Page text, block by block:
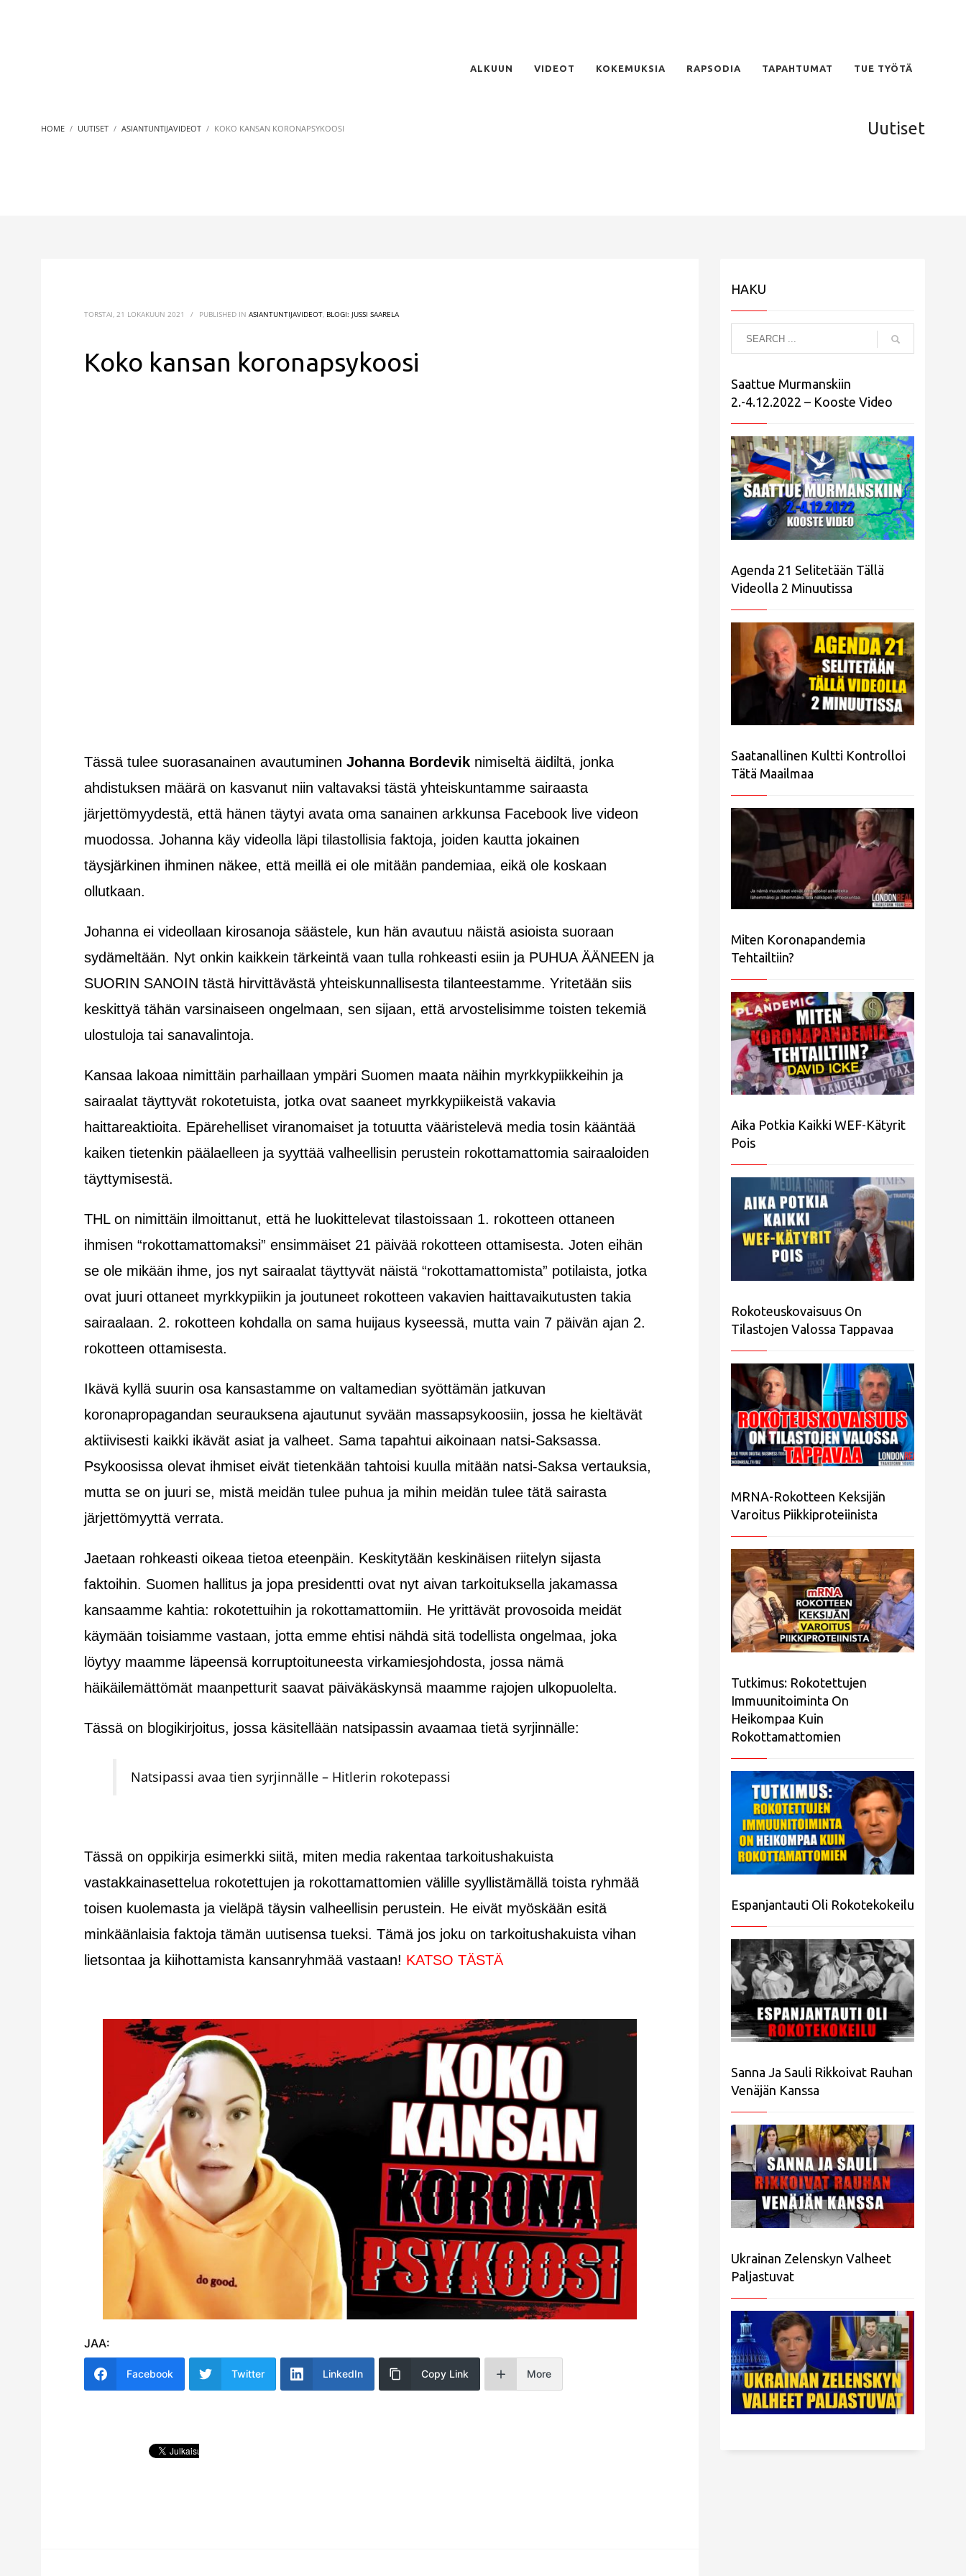
ALKUUN VIDEOT KOKEMUKSIA RAPSODIA TAPAHTUMAT TUE TYÖTÄ
HOME UUTISET ASIANTUNTIJAVIDEOT KOKO KANSAN KORONAPSYKOOSI Uutiset
TORSTAI, 21 LOKAKUUN 2021 / PUBLISHED IN ASIANTUNTIJAVIDEOT, BLOGI: JUSSI SAARELA
Koko kansan koronapsykoosi
Tässä tulee suorasanainen avautuminen Johanna Bordevik nimiseltä äidiltä, jonka
ahdistuksen määrä on kasvanut niin valtavaksi tästä yhteiskuntamme sairaasta
järjettömyydestä, että hänen täytyi avata oma sanainen arkkunsa Facebook live videon
muodossa. Johanna käy videolla läpi tilastollisia faktoja, joiden kautta jokainen
täysjärkinen ihminen näkee, että meillä ei ole mitään pandemiaa, eikä ole koskaan
ollutkaan.
Johanna ei videollaan kirosanoja säästele, kun hän avautuu näistä asioista suoraan
sydämeltään. Nyt onkin kaikkein tärkeintä vaan tulla rohkeasti esiin ja PUHUA ÄÄNEEN ja
SUORIN SANOIN tästä hirvittävästä yhteiskunnallisesta tilanteestamme. Yritetään siis
keskittyä tähän varsinaiseen ongelmaan, sen sijaan, että arvostelisimme toisten tekemiä
ulostuloja tai sanavalintoja.
Kansaa lakoaa nimittäin parhaillaan ympäri Suomen maata näihin myrkkypiikkeihin ja
sairaalat täyttyvät rokotetuista, jotka ovat saaneet myrkkypiikeistä vakavia
haittareaktioita. Epärehelliset viranomaiset ja totuutta vääristelevä media tosin kääntää
kaiken tietenkin päälaelleen ja syyttää valheellisin perustein rokottamattomia sairaaloiden
täyttymisestä.
THL on nimittäin ilmoittanut, että he luokittelevat tilastoissaan 1. rokotteen ottaneen
ihmisen “rokottamattomaksi” ensimmäiset 21 päivää rokotteen ottamisesta. Joten eihän
se ole mikään ihme, jos nyt sairaalat täyttyvät näistä “rokottamattomista” potilaista, jotka
ovat juuri ottaneet myrkkypiikin ja joutuneet rokotteen vakavien haittavaikutusten takia
sairaalaan. 2. rokotteen kohdalla on sama huijaus kyseessä, mutta vain 7 päivän ajan 2.
rokotteen ottamisesta.
Ikävä kyllä suurin osa kansastamme on valtamedian syöttämän jatkuvan
koronapropagandan seurauksena ajautunut syvään massapsykoosiin, jossa he kieltävät
aktiivisesti kaikki ikävät asiat ja valheet. Sama tapahtui aikoinaan natsi-Saksassa.
Psykoosissa olevat ihmiset eivät tietenkään tahtoisi kuulla mitään natsi-Saksa vertauksia,
mutta se on juuri se, mistä meidän tulee puhua ja mihin meidän tulee tätä sairasta
järjettömyyttä verrata.
Jaetaan rohkeasti oikeaa tietoa eteenpäin. Keskitytään keskinäisen riitelyn sijasta
faktoihin. Suomen hallitus ja jopa presidentti ovat nyt aivan tarkoituksella jakamassa
kansaamme kahtia: rokotettuihin ja rokottamattomiin. He yrittävät provosoida meidät
käymään toisiamme vastaan, jotta emme ehtisi nähdä sitä todellista ongelmaa, joka
löytyy maamme läpeensä korruptoituneesta virkamiesjohdosta, jossa nämä
häikäilemättömät maanpetturit saavat päiväkäskynsä maamme rajojen ulkopuolelta.
Tässä on blogikirjoitus, jossa käsitellään natsipassin avaamaa tietä syrjinnälle:
Natsipassi avaa tien syrjinnälle – Hitlerin rokotepassi
Tässä on oppikirja esimerkki siitä, miten media rakentaa tarkoitushakuista
vastakkainasettelua rokotettujen ja rokottamattomien välille syyllistämällä toista ryhmää
toisen kuolemasta ja vieläpä täysin valheellisin perustein. He eivät myöskään esitä
minkäänlaisia faktoja tämän uutisensa tueksi. Tämä jos joku on tarkoitushakuista vihan
lietsontaa ja kiihottamista kansanryhmää vastaan! KATSO TÄSTÄ
JAA:
Facebook Twitter LinkedIn Copy Link More
HAKU
Saattue Murmanskiin
2.-4.12.2022 – Kooste Video
Agenda 21 Selitetään Tällä
Videolla 2 Minuutissa
Saatanallinen Kultti Kontrolloi
Tätä Maailmaa
Miten Koronapandemia
Tehtailtiin?
Aika Potkia Kaikki WEF-Kätyrit
Pois
Rokoteuskovaisuus On
Tilastojen Valossa Tappavaa
MRNA-Rokotteen Keksijän
Varoitus Piikkiproteiinista
Tutkimus: Rokotettujen
Immuunitoiminta On
Heikompaa Kuin
Rokottamattomien
Espanjantauti Oli Rokotekokeilu
Sanna Ja Sauli Rikkoivat Rauhan
Venäjän Kanssa
Ukrainan Zelenskyn Valheet
Paljastuvat